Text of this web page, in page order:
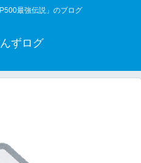
最強伝説」のブログ
ずログ